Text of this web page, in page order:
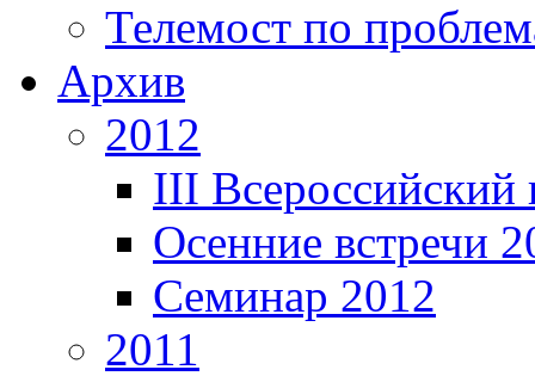
Телемост по
Архив
2012
III Всероссийский
Осенние встречи
Семинар 2012
2011